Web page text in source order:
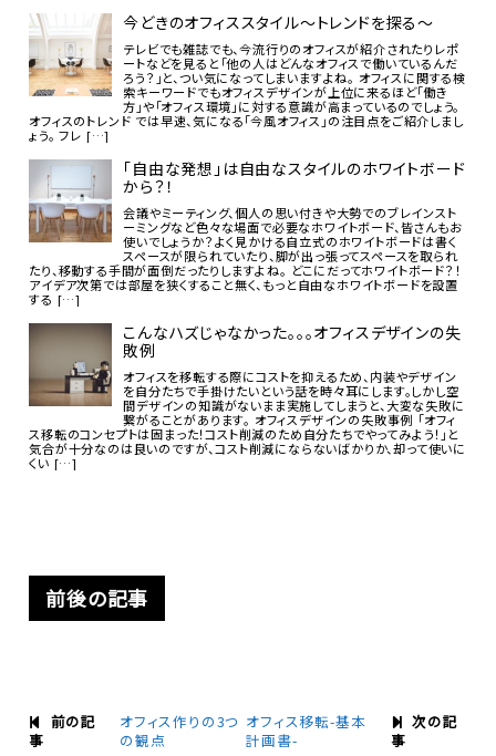
今どきのオフィススタイル～トレンドを探る～
テレビでも雑誌でも、今流行りのオフィスが紹介されたりレポ
ートなどを見ると「他の人はどんなオフィスで働いているんだ
ろう？」と、つい気になってしまいますよね。 オフィスに関する検
索キーワードでもオフィスデザインが上位に来るほど「働き
方」や「オフィス環境」に対する意識が高まっているのでしょう。
オフィスのトレンド では早速、気になる「今風オフィス」の注目点をご紹介しまし
ょう。 フレ […]
「自由な発想」は自由なスタイルのホワイトボード
から？！
会議やミーティング、個人の思い付きや大勢でのブレインスト
ーミングなど色々な場面で必要なホワイトボード、皆さんもお
使いでしょうか？よく見かける自立式のホワイトボードは書く
スペースが限られていたり、脚が出っ張ってスペースを取られ
たり、移動する手間が面倒だったりしますよね。 どこにだってホワイトボード？！
アイデア次第では部屋を狭くすること無く、もっと自由なホワイトボードを設置
する […]
こんなハズじゃなかった。。。オフィスデザインの失
敗例
オフィスを移転する際にコストを抑えるため、内装やデザイン
を自分たちで手掛けたいという話を時々耳にします。しかし空
間デザインの知識がないまま実施してしまうと、大変な失敗に
繋がることがあります。 オフィスデザインの失敗事例 「オフィ
ス移転のコンセプトは固まった！コスト削減のため自分たちでやってみよう！」と
気合が十分なのは良いのですが、コスト削減にならないばかりか、却って使いに
くい […]
前後の記事
前の記
事
オフィス作りの3つ
の観点
次の記
事
オフィス移転-基本
計画書-